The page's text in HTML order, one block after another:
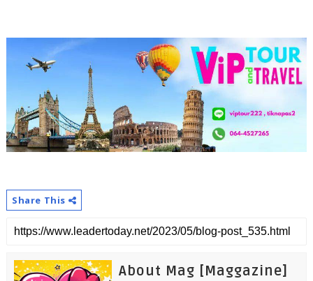
Share This
About Mag [Maggazine]